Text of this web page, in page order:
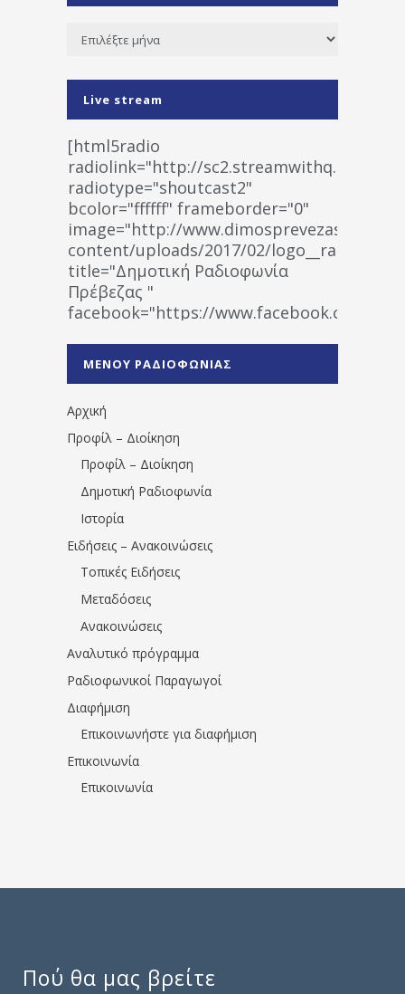
Ιστορικό
Live stream
[html5radio
radiolink="http://
radiotype="shoutcast2"
bcolor="ffffff" frameborder="0"
image="http://www.dimosprevezas.gr/wp-
content/uploads/2017/02/
title="Δημοτική Ραδιοφωνία
Πρέβεζας "
facebook="https://www.facebook.com/
1531194763766854/" artist="" ]
ΜΕΝΟΥ ΡΑΔΙΟΦΩΝΙΑΣ
Αρχική
Προφίλ – Διοίκηση
Προφίλ – Διοίκηση
Δημοτική Ραδιοφωνία
Ιστορία
Ειδήσεις – Ανακοινώσεις
Τοπικές Ειδήσεις
Μεταδόσεις
Ανακοινώσεις
Αναλυτικό πρόγραμμα
Ραδιοφωνικοί Παραγωγοί
Διαφήμιση
Επικοινωνήστε για διαφήμιση
Επικοινωνία
Επικοινωνία
Πού θα μας βρείτε